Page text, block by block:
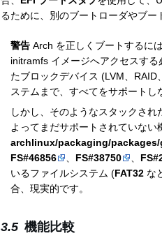
るために、別のブートローダやブー
警告 Arch を正しくブートするに
initramfs イメージへアクセスす
たブロックデバイス (LVM、
ステムまで、すべてをサポートし
しかし、そのようなスタックさ
よってまだサポートされていな
archlinux/packaging/packages/
FS#46856
FS#38750
いるファイルシステム (FAT32 な
合、現実的です。
機能比較